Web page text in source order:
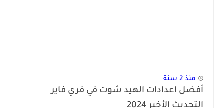
منذ 2 سنة
أفضل اعدادات الهيد شوت في فري فاير